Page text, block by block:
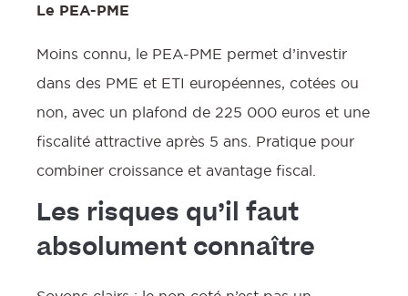
Le PEA-PME
Moins connu, le PEA-PME permet d’investir
dans des PME et ETI européennes, cotées ou
non, avec un plafond de 225 000 euros et une
fiscalité attractive après 5 ans. Pratique pour
combiner croissance et avantage fiscal.
Les risques qu’il faut
absolument connaître